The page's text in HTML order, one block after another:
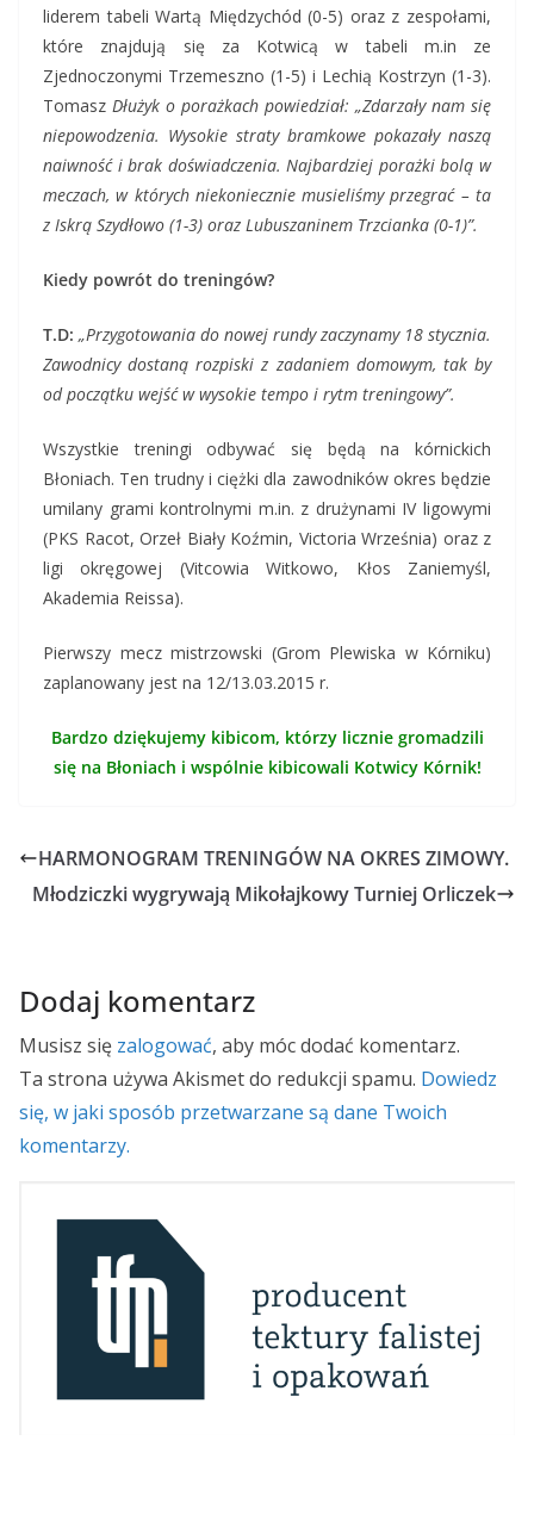
liderem tabeli Wartą Międzychód (0-5) oraz z zespołami,
które znajdują się za Kotwicą w tabeli m.in ze
Zjednoczonymi Trzemeszno (1-5) i Lechią Kostrzyn (1-3).
Tomasz Dłużyk o porażkach powiedział: „Zdarzały nam się
niepowodzenia. Wysokie straty bramkowe pokazały naszą
naiwność i brak doświadczenia. Najbardziej porażki bolą w
meczach, w których niekoniecznie musieliśmy przegrać – ta
z Iskrą Szydłowo (1-3) oraz Lubuszaninem Trzcianka (0-1)”.
Kiedy powrót do treningów?
T.D: „Przygotowania do nowej rundy zaczynamy 18 stycznia.
Zawodnicy dostaną rozpiski z zadaniem domowym, tak by
od początku wejść w wysokie tempo i rytm treningowy”.
Wszystkie treningi odbywać się będą na kórnickich
Błoniach. Ten trudny i ciężki dla zawodników okres będzie
umilany grami kontrolnymi m.in. z drużynami IV ligowymi
(PKS Racot, Orzeł Biały Koźmin, Victoria Września) oraz z
ligi okręgowej (Vitcowia Witkowo, Kłos Zaniemyśl,
Akademia Reissa).
Pierwszy mecz mistrzowski (Grom Plewiska w Kórniku)
zaplanowany jest na 12/13.03.2015 r.
Bardzo dziękujemy kibicom, którzy licznie gromadzili
się na Błoniach i wspólnie kibicowali Kotwicy Kórnik!
HARMONOGRAM TRENINGÓW NA OKRES ZIMOWY.
Młodziczki wygrywają Mikołajkowy Turniej Orliczek
Dodaj komentarz
Musisz się zalogować, aby móc dodać komentarz.
Ta strona używa Akismet do redukcji spamu. Dowiedz
się, w jaki sposób przetwarzane są dane Twoich
komentarzy.